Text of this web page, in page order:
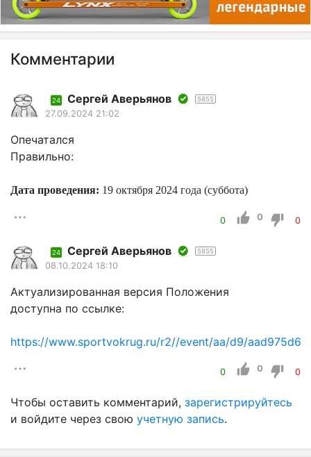
Комментарии
24 Сергей Аверьянов 5855
27.09.2024 21:02
Опечатался
Правильно:
Дата проведения: 19 октября 2024 года (суббота)
0 0 0
24 Сергей Аверьянов 5855
08.10.2024 18:10
Актуализированная версия Положения
доступна по ссылке:
https://www.sportvokrug.ru/r2//event/aa/d9/
0 0 0
Чтобы оставить комментарий, зарегистрируйтесь
и войдите через свою учетную запись.